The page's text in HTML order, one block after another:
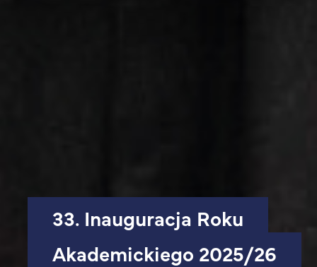
33. Inauguracja Roku
Akademickiego 2025/26